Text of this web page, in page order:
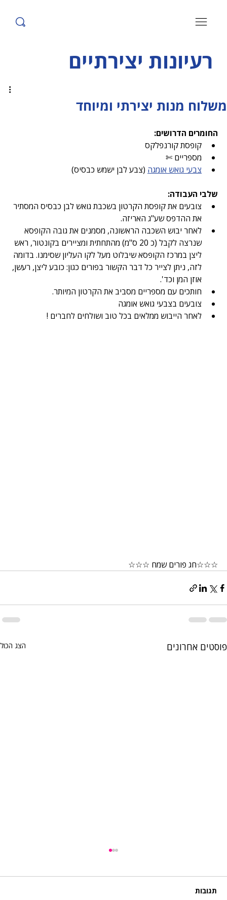
משלוח מנות יצירתי ומיוחד
החומרים הדרושים:
קופסת קורנפלקס
מספריים ✄
צבעי גואש אומגה (צבע לבן ישמש כבסיס)
שלבי העבודה:
צובעים את קופסת הקרטון בשכבת גואש לבן כבסיס המסתיר
את ההדפס שע"ג האריזה.
לאחר יבוש השכבה הראשונה, מסמנים את גובה הקופסא
שנרצה לקבל (כ 20 ס"מ) מהתחתית ומציירים בקונטור, ראש
ליצן במרכז הקופסא שיבלוט מעל לקו העליון שסימנו. בדומה
לזה, ניתן לצייר כל דבר הקשור בפורים כגון: כובע ליצן, רעשן,
אוזן המן וכד'.
חותכים עם מספריים מסביב את הקרטון המיותר.
צובעים בצבעי גואש אומגה
לאחר הייבוש ממלאים בכל טוב ושולחים לחברים !
☆☆☆חג פורים שמח ☆☆☆
פוסטים אחרונים הצג הכול
תגובות
רעיונות יצירתיים